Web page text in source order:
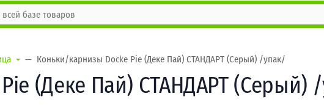
Коньки/карнизы Docke Pie (Деке Пай) СТАНДАРТ (Серый) /упак/
(Деке Пай) СТАНДАРТ (Серый)